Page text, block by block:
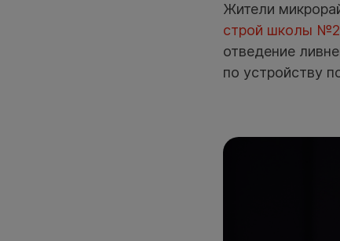
Жители
строй школы
отведение
по устройству